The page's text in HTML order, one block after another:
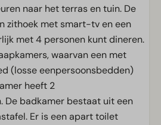
naar het terras en tuin. De
zithoek met smart-tv en een
met 4 personen kunt dineren.
waarvan een met
(losse eenpersoonsbedden)
heeft 2
De badkamer bestaat uit een
Er is een apart toilet